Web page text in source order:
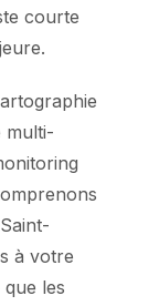
courte
multi-
à votre
les